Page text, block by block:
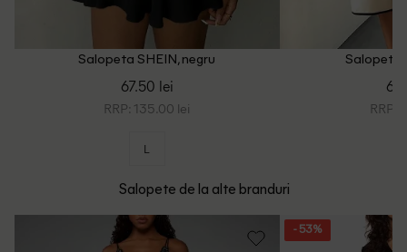
Salopeta SHEIN, negru
67.50 lei
RRP: 135.00 lei
L
Salopeta
RRP:
Salopete de la alte branduri
- 53%